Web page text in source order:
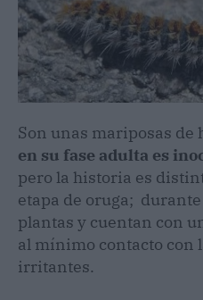
Son unas mariposas de
en su fase adulta es
pero la historia es
etapa de oruga;
plantas y cuentan con
al mínimo contacto con
irritantes.